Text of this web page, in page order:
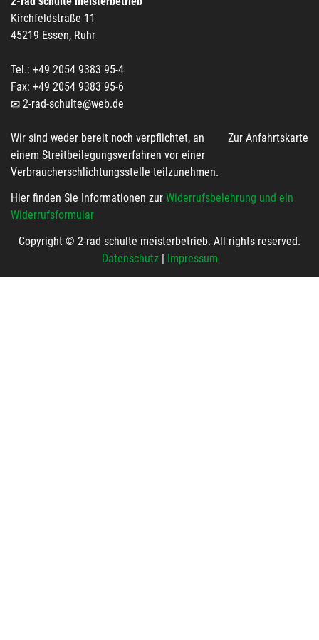
Kirchfeldstraße 11
45219 Essen, Ruhr
Tel.: +49 2054 9383 95-4
Fax: +49 2054 9383 95-6
2-rad-schulte@web.de
Zur Anfahrtskarte
Wir sind weder bereit noch verpflichtet, an
einem Streitbeilegungsverfahren vor einer
Verbraucherschlichtungsstelle teilzunehmen.
Hier finden Sie Informationen zur Widerrufsbelehrung und ein
Widerrufsformular
Copyright © 2-rad schulte meisterbetrieb. All rights reserved.
Datenschutz| Impressum